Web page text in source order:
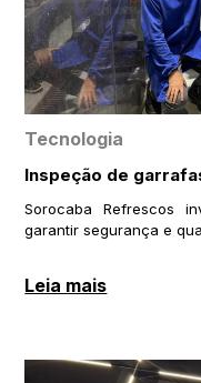
Tecnologia
Inspeção de
Sorocaba Refrescos
garantir segurança e
Leia mais